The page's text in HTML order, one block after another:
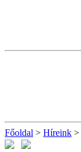
Főoldal > Híreink >